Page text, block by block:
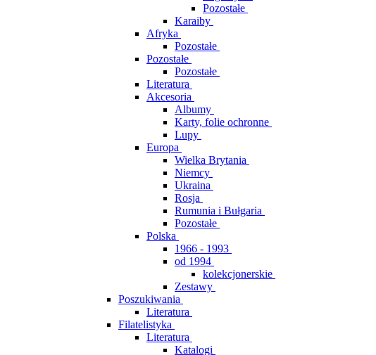
Pozostałe
Karaiby
Afryka
Pozostałe
Pozostałe
Pozostałe
Literatura
Akcesoria
Albumy
Karty, folie ochronne
Lupy
Europa
Wielka Brytania
Niemcy
Ukraina
Rosja
Rumunia i Bułgaria
Pozostałe
Polska
1966 - 1993
od 1994
kolekcjonerskie
Zestawy
Poszukiwania
Literatura
Filatelistyka
Literatura
Katalogi